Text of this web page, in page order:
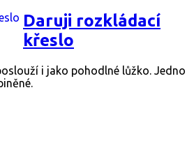
Daruji rozkládací
křeslo
i jako pohodlné lůžko. Jedno